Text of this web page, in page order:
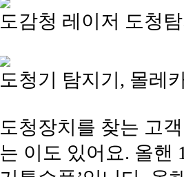
도감청 레이저 도청
도청기 탐지기, 몰레
도청장치를 찾는 고
는 이도 있어요. 올핸